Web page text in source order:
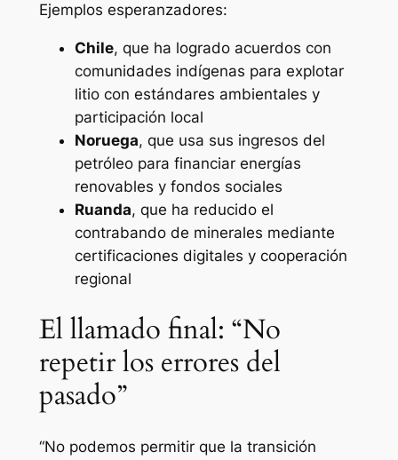
Ejemplos esperanzadores:
Chile, que ha logrado acuerdos con
comunidades indígenas para explotar
litio con estándares ambientales y
participación local
Noruega, que usa sus ingresos del
petróleo para financiar energías
renovables y fondos sociales
Ruanda, que ha reducido el
contrabando de minerales mediante
certificaciones digitales y cooperación
regional
El llamado final: “No
repetir los errores del
pasado”
“No podemos permitir que la transición